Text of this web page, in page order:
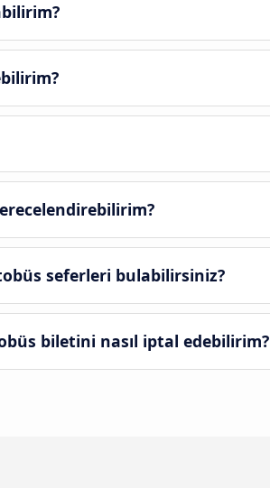
seferleri bulabilirsiniz?
biletini nasıl iptal edebilirim?